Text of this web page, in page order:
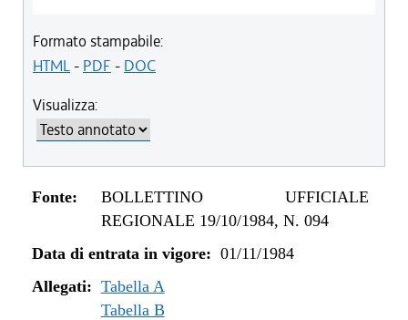
Formato stampabile:
HTML- PDF - DOC
Visualizza:
Fonte:
BOLLETTINO UFFICIALE
REGIONALE 19/10/1984, N. 094
Data di entrata in vigore: 01/11/1984
Allegati: Tabella A
Tabella B